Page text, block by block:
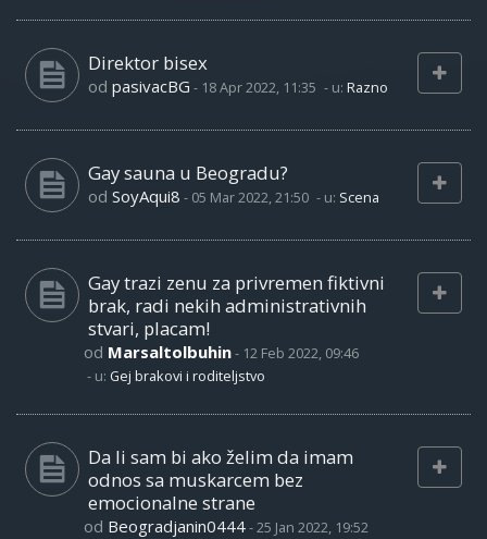
Direktor bisex
od pasivacBG - 18 Apr 2022, 11:35 - u: Razno
Gay sauna u Beogradu?
od SoyAqui8 - 05 Mar 2022, 21:50 - u: Scena
Gay trazi zenu za privremen fiktivni
brak, radi nekih administrativnih
stvari, placam!
od Marsaltolbuhin- 12 Feb 2022, 09:46
- u: Gej brakovi i roditeljstvo
Da li sam bi ako želim da imam
odnos sa muskarcem bez
emocionalne strane
od Beogradjanin0444-25 Jan 2022, 19:52